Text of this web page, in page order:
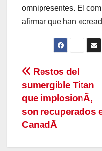
omnipresentes. El
afirmar que han
Navegación
de
entradas
Restos del
sumergible Titan
que implosionÃ,
son recuperados
CanadÃ